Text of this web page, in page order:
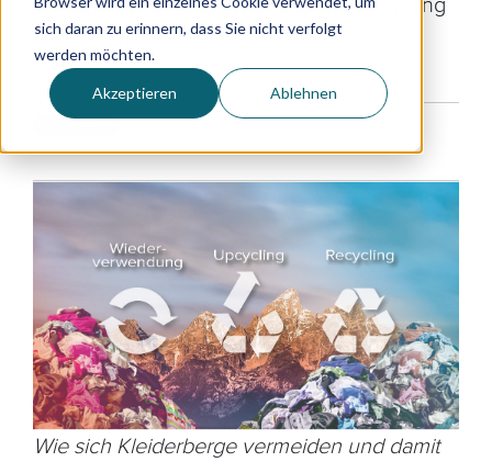
sich daran zu erinnern, dass Sie nicht verfolgt
werden möchten.
Akzeptieren Ablehnen
Wiederverwendung, Upcyling und Recycling
von Berufsbekleidung
vonCornelia Strempel am 16.06.2020
Wie sich Kleiderberge vermeiden und damit